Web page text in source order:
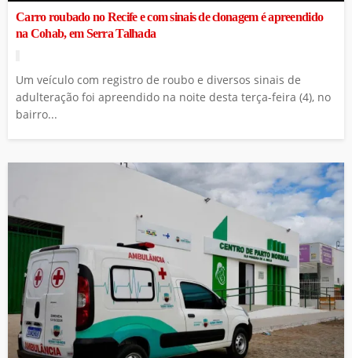
Carro roubado no Recife e com sinais de clonagem é apreendido
na Cohab, em Serra Talhada
Um veículo com registro de roubo e diversos sinais de
adulteração foi apreendido na noite desta terça-feira (4), no
bairro...